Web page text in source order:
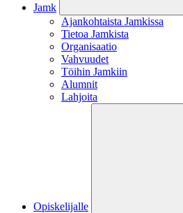
Jamk
Ajankohtaista Jamkissa
Tietoa Jamkista
Organisaatio
Vahvuudet
Töihin Jamkiin
Alumnit
Lahjoita
Opiskelijalle